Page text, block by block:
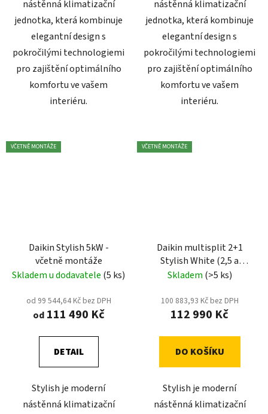
nástěnná klimatizační
jednotka, která kombinuje
elegantní design s
pokročilými technologiemi
pro zajištění optimálního
komfortu ve vašem
interiéru.
nástěnná klimatizační
jednotka, která kombinuje
elegantní design s
pokročilými technologiemi
pro zajištění optimálního
komfortu ve vašem
interiéru.
VČETNĚ MONTÁŽE
Daikin Stylish 5kW -
včetně montáže
Skladem u dodavatele (5 ks)
od 99 544,64 Kč bez DPH
od111 490 Kč
DETAIL
Stylish je moderní
nástěnná klimatizační
VČETNĚ MONTÁŽE
Daikin multisplit 2+1
Stylish White (2,5 a
3,5kW) - včetně montáže
Skladem (>5 ks)
100 883,93 Kč bez DPH
112 990 Kč
DO KOŠÍKU
Stylish je moderní
nástěnná klimatizační